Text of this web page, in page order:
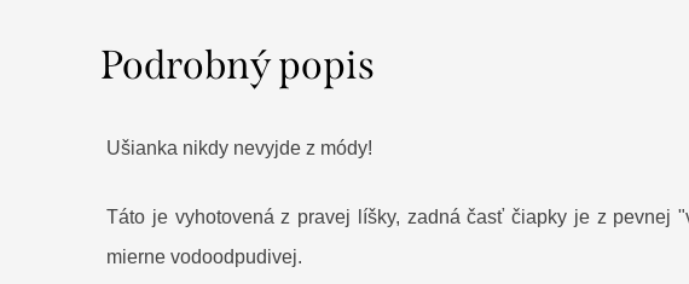
Podrobný popis
Ušianka nikdy nevyjde z módy!
Táto je vyhotovená z pravej líšky, zadná časť čiapky je z pevnej
mierne vodoodpudivej.